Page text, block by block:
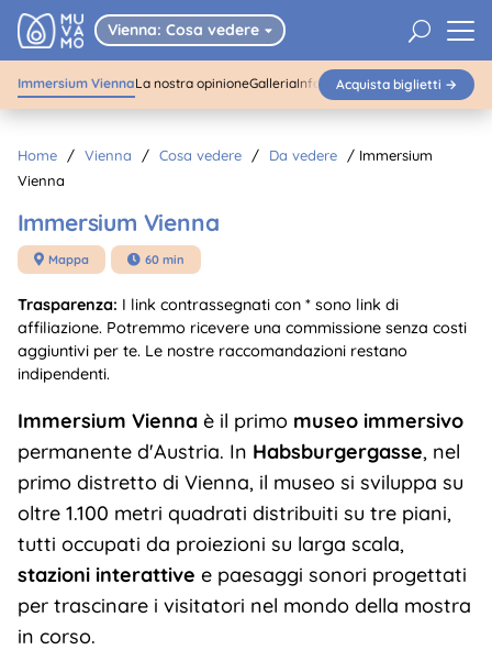
Vienna: Cosa vedere  U
Immersium Vienna
Acquista biglietti
Immersium ViennaLa nostra opinioneGalleriaInfo praticheNelle vicinanze
Acquista biglietti →
Home / Vienna / Cosa vedere / Da vedere / Immersium
Vienna
Immersium Vienna
 Mappa  60 min
Trasparenza: I link contrassegnati con * sono link di
affiliazione. Potremmo ricevere una commissione senza costi
aggiuntivi per te. Le nostre raccomandazioni restano
indipendenti.
Immersium Viennaè il primo museo immersivo
permanente d'Austria. In Habsburgergasse, nel
primo distretto di Vienna, il museo si sviluppa su
oltre 1.100 metri quadrati distribuiti su tre piani,
tutti occupati da proiezioni su larga scala,
stazioni interattive e paesaggi sonori progettati
per trascinare i visitatori nel mondo della mostra
in corso.